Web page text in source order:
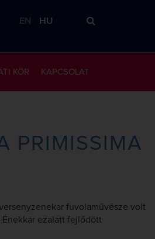
EN HU
KAPCSOLAT
KÖR
PRIMISSIMA
fuvolaművésze volt
Énekkar ezalatt fejlődött